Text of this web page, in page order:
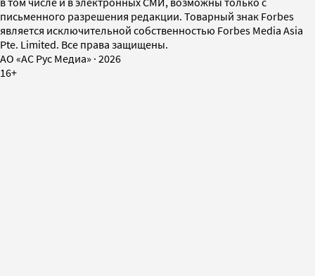
письменного разрешения редакции. Товарный знак Forbes
является исключительной собственностью Forbes Media Asia
Pte. Limited. Все права защищены.
AO «АС Рус Медиа» · 2026
16+